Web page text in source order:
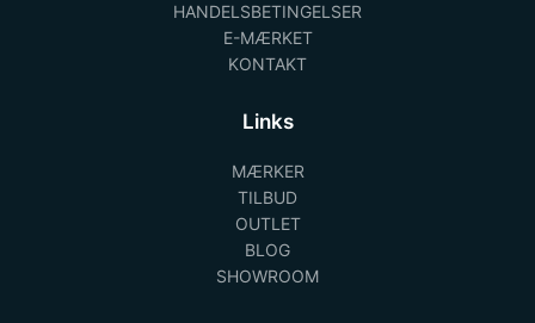
HANDELSBETINGELSER
E-MÆRKET
KONTAKT
Links
MÆRKER
TILBUD
OUTLET
BLOG
SHOWROOM